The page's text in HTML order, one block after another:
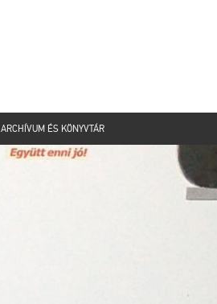
ARCHÍVUM ÉS KÖNYVTÁR